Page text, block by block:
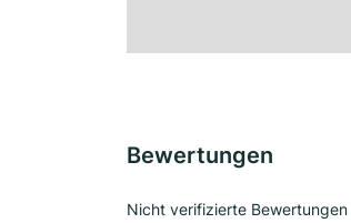
Bewertungen
Nicht verifizierte Bewertungen